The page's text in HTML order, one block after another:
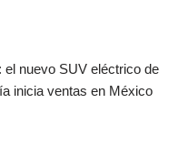
el nuevo SUV eléctrico de
inicia ventas en México